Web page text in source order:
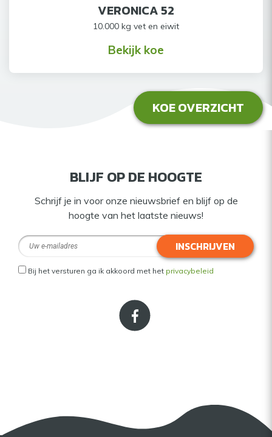
VERONICA 52
10.000 kg vet en eiwit
Bekijk koe
KOE OVERZICHT
BLIJF OP DE HOOGTE
Schrijf je in voor onze nieuwsbrief en blijf op de
hoogte van het laatste nieuws!
INSCHRIJVEN
Bij het versturen ga ik akkoord met het privacybeleid